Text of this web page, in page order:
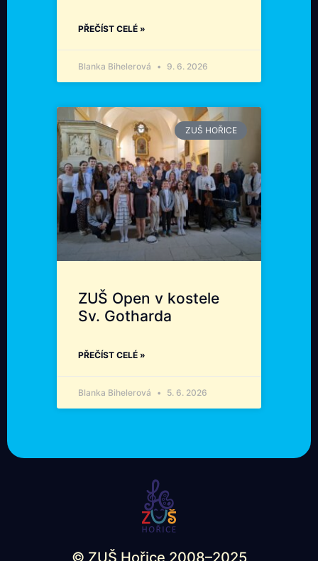
PŘEČÍST CELÉ »
Blanka Bihelerová 9. 6. 2026
ZUŠ HOŘICE
ZUŠ Open v kostele
Sv. Gotharda
PŘEČÍST CELÉ »
Blanka Bihelerová 5. 6. 2026
© ZUŠ Hořice 2008–2025